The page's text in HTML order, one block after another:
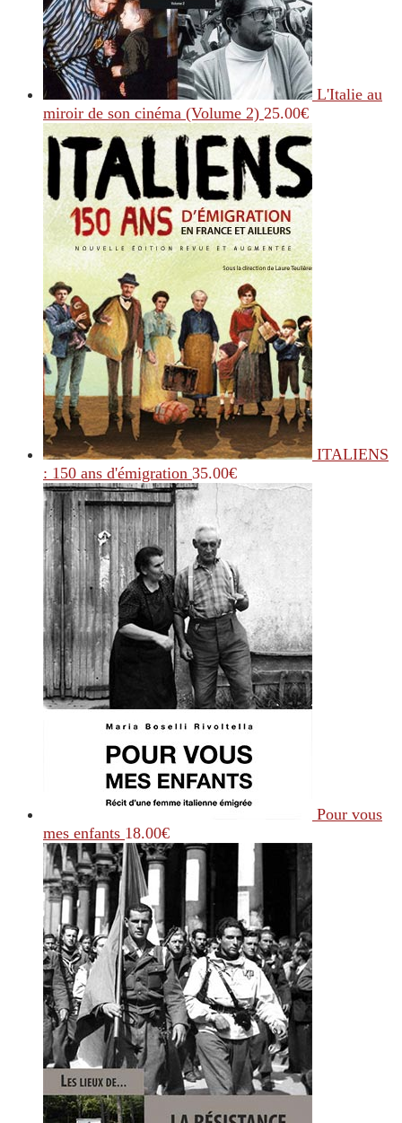
L'Italie au
miroir de son cinéma (Volume 2) 25.00€
ITALIENS
: 150 ans d'émigration 35.00€
Pour vous
mes enfants 18.00€